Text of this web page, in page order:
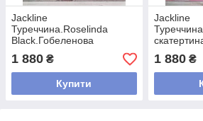
Jackline
Туреччина.Roselinda
Black.Гобеленова
скатертина 160х220см.
1 880 ₴
Купити
Jackline
1 880₴